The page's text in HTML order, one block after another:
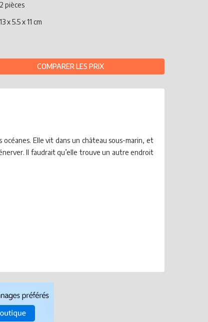
2 pièces
13 x 5.5 x 11 cm
COMPARER LES PRIX
Elle vit dans un château sous-marin, et
Il faudrait qu’elle trouve un autre endroit